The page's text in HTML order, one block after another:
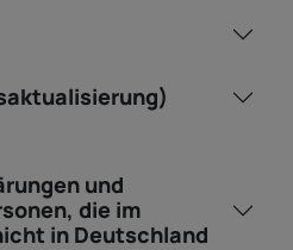
und
die im
in Deutschland